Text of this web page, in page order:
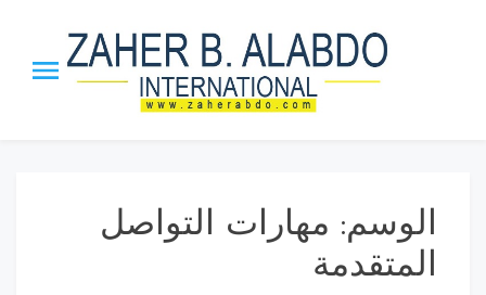
”Leadership_21” Approach and
ISS strategy.
الوسم: مهارات التواصل
المتقدمة